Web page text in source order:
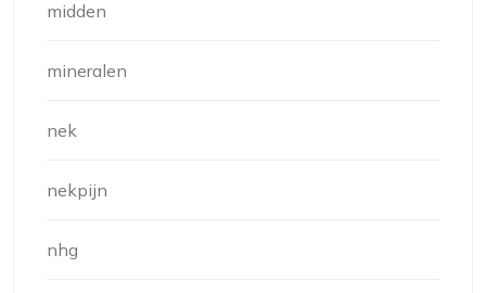
midden
mineralen
nek
nekpijn
nhg